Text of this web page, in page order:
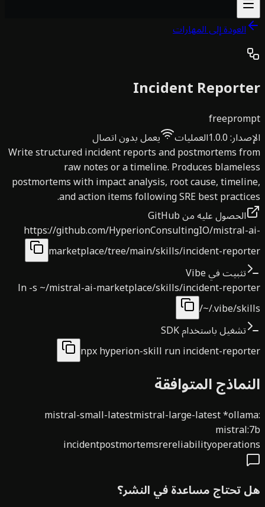
العودة إلى المهارات
Incident
free
:
1.0.0العمليات يعمل بدون اتصال
Write structured incident reports and postmortems
raw notes or a timeline. Produces
postmortems with impact analysis, root cause,
and action items following SRE best
الحصول عليه من GitHub
https://github.com/HyperionConsultingIO/
marketplace/tree/main/skills/incident-
تثبيت في Vibe
ln -s ~/mistral-ai-marketplace/skills/incident-
~/.vibe/
تشغيل باستخدام SDK
npx hyperion-skill run incident-
المتوافقة
mistral-small-latestmistral-large-latest*
incidentpostmortemsrereliability
تحتاج مساعدة في النشر؟